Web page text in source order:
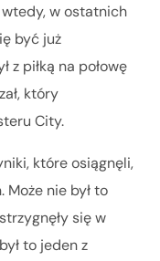
wtedy, w ostatnich
być już
z piłką na połowę
który
City.
które osiągnęli,
Może nie był to
się w
to jeden z